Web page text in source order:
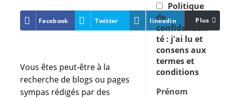
Facebook Twitter linkedin Plus
Vous êtes peut-être à la
recherche de blogs ou pages
sympas rédigés par des
Politique
de
confidentiali
té : j'ai lu et
consens aux
termes et
conditions
Prénom